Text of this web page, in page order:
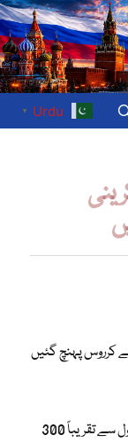
Urdu
▼
یوکرینی
روس کی وزارت دفاع نے جمعرات کو بتایا کہ ماریوپول سے تقریباً 300